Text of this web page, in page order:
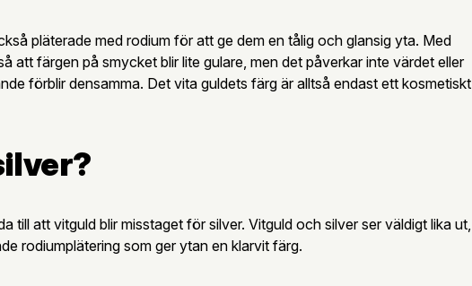
pläterade med rodium för att ge dem en tålig och glansig yta. Med
att färgen på smycket blir lite gulare, men det påverkar inte värdet eller
förblir densamma. Det vita guldets färg är alltså endast ett kosmetiskt
till att vitguld blir misstaget för silver. Vitguld och silver ser väldigt lika ut,
rodiumplätering som ger ytan en klarvit färg.